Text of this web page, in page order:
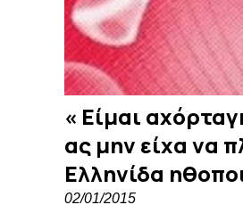
« Είμαι
ας μην είχα να
Ελληνίδα
02/01/2015